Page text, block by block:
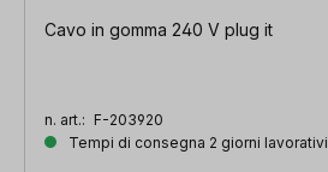
Cavo in gomma 240 V plug it
n. art.: F-203920
Tempi di consegna 2 giorni lavorativi